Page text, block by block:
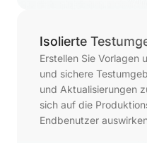
Isolierte
Erstellen Sie Vorlagen
und sichere
und Aktualisierungen
sich auf die
Endbenutzer